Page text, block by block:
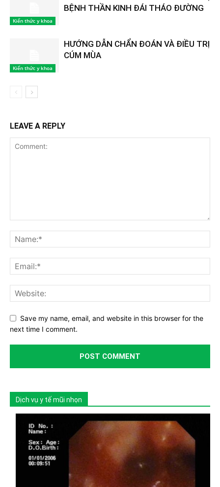
Kiến thức y khoa
BỆNH THẦN KINH ĐÁI THÁO ĐƯỜNG
Kiến thức y khoa
HƯỚNG DẪN CHẨN ĐOÁN VÀ ĐIỀU TRỊ
CÚM MÙA
LEAVE A REPLY
Save my name, email, and website in this browser for the
next time I comment.
Dịch vụ y tế mũi nhọn